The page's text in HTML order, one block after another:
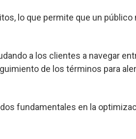
lo que permite que un público
a los clientes a navegar
de los términos para
fundamentales en la